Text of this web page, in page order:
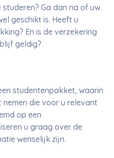
Ga dan na of uw
geschikt is. Heeft u
En is de verzekering
geldig?
studentenpakket, waarin
die voor u relevant
op een
u graag over de
wenselijk zijn.